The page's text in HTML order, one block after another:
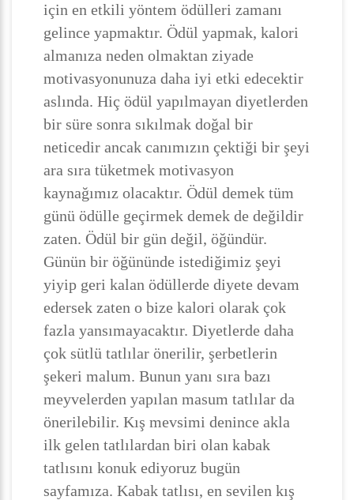
için en etkili yöntem ödülleri zamanı
gelince yapmaktır. Ödül yapmak, kalori
almanıza neden olmaktan ziyade
motivasyonunuza daha iyi etki edecektir
aslında. Hiç ödül yapılmayan diyetlerden
bir süre sonra sıkılmak doğal bir
neticedir ancak canımızın çektiği bir şeyi
ara sıra tüketmek motivasyon
kaynağımız olacaktır. Ödül demek tüm
günü ödülle geçirmek demek de değildir
zaten. Ödül bir gün değil, öğündür.
Günün bir öğününde istediğimiz şeyi
yiyip geri kalan ödüllerde diyete devam
edersek zaten o bize kalori olarak çok
fazla yansımayacaktır. Diyetlerde daha
çok sütlü tatlılar önerilir, şerbetlerin
şekeri malum. Bunun yanı sıra bazı
meyvelerden yapılan masum tatlılar da
önerilebilir. Kış mevsimi denince akla
ilk gelen tatlılardan biri olan kabak
tatlısını konuk ediyoruz bugün
sayfamıza. Kabak tatlısı, en sevilen kış